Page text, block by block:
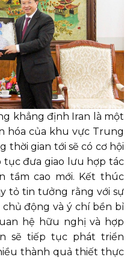
khẳng định Iran là một
hóa của khu vực Trung
thời gian tới sẽ có cơ hội
tục đưa giao lưu hợp tác
tầm cao mới. Kết thúc
tỏ tin tưởng rằng với sự
động và ý chí bền bỉ
hệ hữu nghị và hợp
sẽ tiếp tục phát triển
thành quả thiết thực